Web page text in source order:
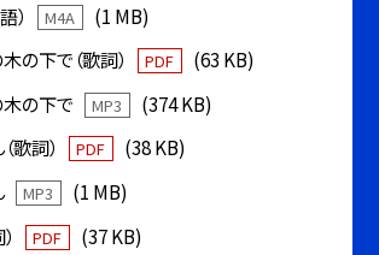
）
M4A
(1 MB)
の下で（歌詞）
PDF
(63 KB)
木の下で
MP3
(374 KB)
歌詞）
PDF
(38 KB)
MP3
(1 MB)
PDF
(37 KB)